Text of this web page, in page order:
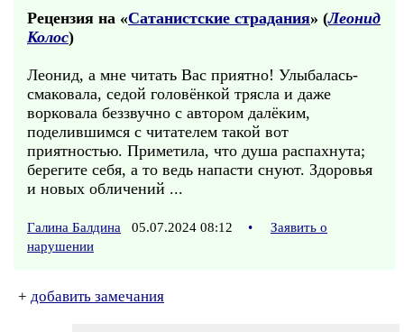
Рецензия на «Сатанистские страдания» (Леонид
Колос)
Леонид, а мне читать Вас приятно! Улыбалась-
смаковала, седой головёнкой трясла и даже
ворковала беззвучно с автором далёким,
поделившимся с читателем такой вот
приятностью. Приметила, что душа распахнута;
берегите себя, а то ведь напасти снуют. Здоровья
и новых обличений ...
Галина Балдина 05.07.2024 08:12 •
Заявить о
нарушении
+ добавить замечания